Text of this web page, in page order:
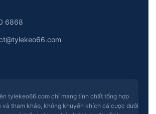
6868
tylekeo66.com chỉ mang tính chất tổng hợp
và tham khảo, không khuyến khích cá cược dưới